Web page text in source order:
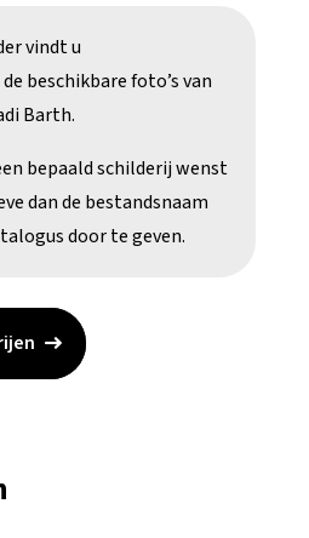
vindt u
beschikbare foto’s van
Barth.
bepaald schilderij wenst
dan de bestandsnaam
door te geven.